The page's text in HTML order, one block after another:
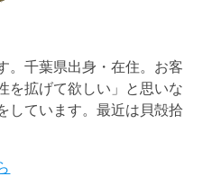
。千葉県出身・在住。お客
を拡げて欲しい」と思いな
しています。最近は貝殻拾